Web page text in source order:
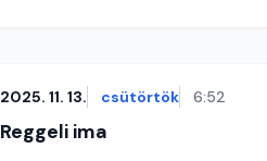
2025. 11. 13. csütörtök 6:52
Reggeli ima